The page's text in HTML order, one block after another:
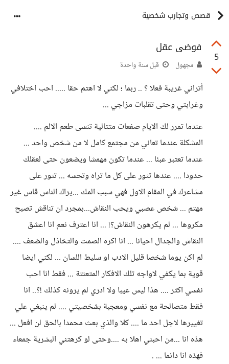
قصص وتجارب شخصية
5
فوضى عقل
مجهول قبل سنة واحدة
أتراني غريبة فعلا ؟ .. ربما ؛ لكني لا اهتم حقا ..... احب اختلافي
وغرابتي وحتى تقلبات مزاجي ...
عندما تمرر لك الايام صفعات متتالية تنسى طعم الالم ....
المشكلة عندما تعاني من مجتمع كامل لا من شخص واحد ...
عندما تعتبر عبئا ... عندما تكون مهمشا ويضعون حتى لعقلك
حدودا .... عندها تثور على كل ما تراه وتحسه ... تثور على
مشاعرك في المقام الاول فهي سبب المك ...يراك الناس قاس غير
مهتم ... شخص عصبي ويحب النقاش...بمجرد ان تناقش تصبح
مكروها ... لم يكرهون النقاش؟! ... انا اعترف نعم انا اعشق
النقاش والجدال احيانا ... انا اكره الصمت والتخاذل والضعف ....
لم اكن يوما شخصا قليل الادب او سليط اللسان ... لكني ايضا
قوية بما يكفي لاواجه تلك الافكار المتعنتة ... فقط انا احب
نفسي اكثر .... هذا ليس عيبا ولا ادري لم يرونه كذلك !؟.. انا
فقط متصالحة مع نفسي ومعجبة بشخصيتي .... لم ينبغي علي
تغييرها لاجل احد ما .... كلا والذي بعث محمدا بالحق لن افعل ...
هذه انا ...من احبني اهلا به ....وحتى لو كرهتني البشرية جمعاء
فهذه انا دائما ... .